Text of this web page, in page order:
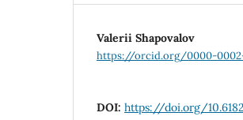
Valerii Shapovalov
https://orcid.org/0000-
DOI: https://doi.org/